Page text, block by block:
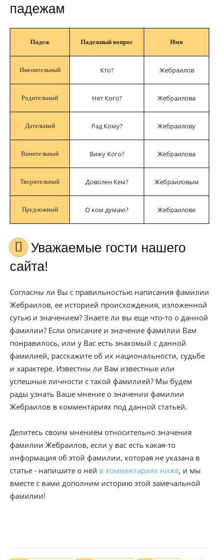
падежам
Падеж Падежный вопрос Имя
Именительный Кто? Жебраилов
Родительный Нет Кого? Жебраилова
Дательный Рад Кому? Жебраилову
Винительный Вижу Кого? Жебраилова
Творительный Доволен Кем? Жебраиловым
Предложный О ком думаю? Жебраилове
Уважаемые гости нашего
сайта!
Согласны ли Вы с правильностью написания фамилии
Жебраилов, ее историей происхождения, изложенной
сутью и значением? Знаете ли вы еще что-то о данной
фамилии? Если описание и значение фамилии Вам
понравилось, или у Вас есть знакомый с данной
фамилией, расскажите об их национальности, судьбе
и характере. Известны ли Вам известные или
успешные личности с такой фамилией? Мы будем
рады узнать Ваше мнение о значении фамилии
Жебраилов в комментариях под данной статьей.
Делитесь своим мнением относительно значения
фамилии Жебраилов, если у вас есть какая-то
информация об этой фамилии, которая не указана в
статье - напишите о ней в комментариях ниже, и мы
вместе с вами дополним историю этой замечальной
фамилии!